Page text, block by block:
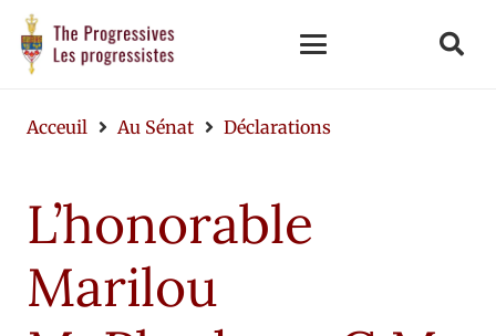
Acceuil Au Sénat Déclarations
L’honorable
Marilou